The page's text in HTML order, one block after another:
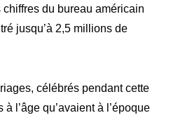
du bureau américain
jusqu’à 2,5 millions de
célébrés pendant cette
l’âge qu’avaient à l’époque